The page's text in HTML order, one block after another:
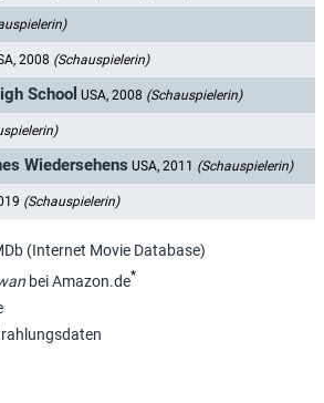
2008 (Schauspielerin)
School USA, 2008 (Schauspielerin)
Wiedersehens USA, 2011 (Schauspielerin)
(Schauspielerin)
(Internet Movie Database)
bei Amazon.de*